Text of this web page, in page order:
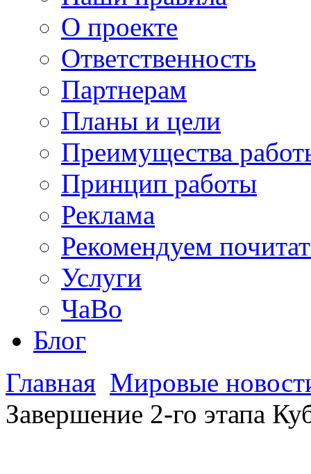
О проекте
Ответственность
Партнерам
Планы и цели
Преимущества
Принцип работы
Реклама
Рекомендуем
Услуги
ЧаВо
Блог
Главная Мировые
Завершение 2-го этапа